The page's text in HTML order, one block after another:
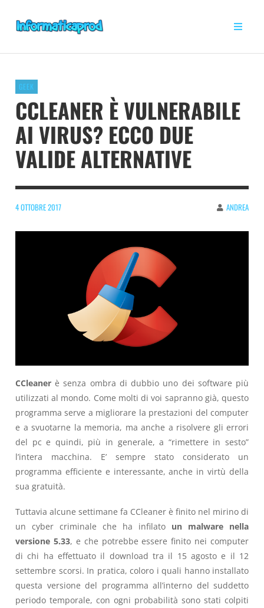
GEEK
CCLEANER È VULNERABILE
AI VIRUS? ECCO DUE
VALIDE ALTERNATIVE
4 OTTOBRE 2017 ANDREA
CCleaner è senza ombra di dubbio uno dei software più
utilizzati al mondo. Come molti di voi sapranno già, questo
programma serve a migliorare la prestazioni del computer
e a svuotarne la memoria, ma anche a risolvere gli errori
del pc e quindi, più in generale, a “rimettere in sesto”
l’intera macchina. E’ sempre stato considerato un
programma efficiente e interessante, anche in virtù della
sua gratuità.
Tuttavia alcune settimane fa CCleaner è finito nel mirino di
un cyber criminale che ha infilato un malware nella
versione 5.33, e che potrebbe essere finito nei computer
di chi ha effettuato il download tra il 15 agosto e il 12
settembre scorsi. In pratica, coloro i quali hanno installato
questa versione del programma all’interno del suddetto
periodo temporale, con ogni probabilità sono stati colpiti